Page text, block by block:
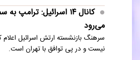
کانال ۱۴ اسرائیل:
می‌رود
سرهنگ بازنشسته ارتش اسرائیل اعلام
نیست و در پی توافق با تهران است.